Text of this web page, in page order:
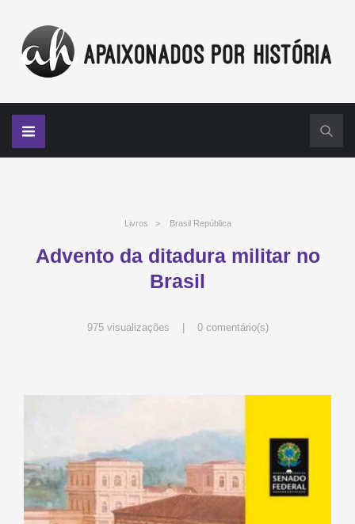
Livros > Brasil República
Advento da ditadura militar no
Brasil
975 visualizações | 0 comentário(s)